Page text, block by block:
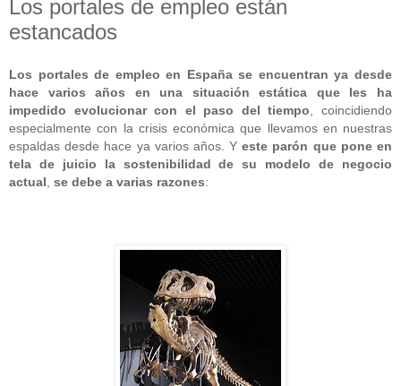
Los portales de empleo están
estancados
Los portales de empleo en España se encuentran ya desde
hace varios años en una situación estática que les ha
impedido evolucionar con el paso del tiempo, coincidiendo
especialmente con la crisis económica que llevamos en nuestras
espaldas desde hace ya varios años. Yeste parón que pone en
tela de juicio la sostenibilidad de su modelo de negocio
actual , se debe a varias razones: